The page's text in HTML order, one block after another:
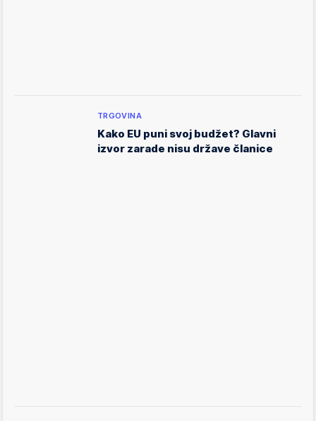
TRGOVINA
Kako EU puni svoj budžet? Glavni
izvor zarade nisu države članice